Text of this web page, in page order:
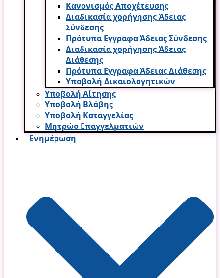
Κανονισμός Αποχέτευσης
Διαδικασία χορήγησης Άδειας
Σύνδεσης
Πρότυπα Εγγραφα Άδειας Σύνδεσης
Διαδικασία χορήγησης Άδειας
Διάθεσης
Πρότυπα Εγγραφα Άδειας Διάθεσης
Υποβολή Δικαιολογητικών
Υποβολή Αίτησης
Υποβολή Βλάβης
Υποβολή Καταγγελίας
Μητρώο Επαγγελματιών
Ενημέρωση